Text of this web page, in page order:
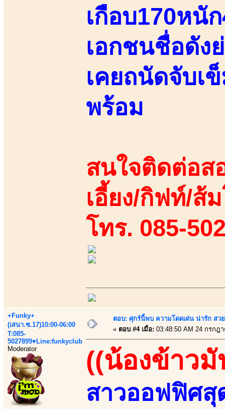
เกือบ170หนั
เอกชนชื่อดัง
เคยถนัดจับเ
พร้อม
สนใจติดต่อส
เอี้ยง/กิฟท์/ส้
โทร. 085-
+Funky+
(เสนา.ซ.17)10:00-06:00
T:085-
5027899♥Line:funkyclub
Moderator
ตอบ: ศุกร์นี้พบ ความโดดเด่น น่ารัก สว
« ตอบ #4 เมื่อ: 03:48:50 AM 24 กรกฎ
((น้องข้าวมั
สาวออฟฟิศสุ